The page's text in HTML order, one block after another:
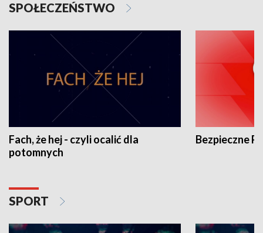
SPOŁECZEŃSTWO
Fach, że hej - czyli ocalić dla
potomnych
Bezpieczne
SPORT